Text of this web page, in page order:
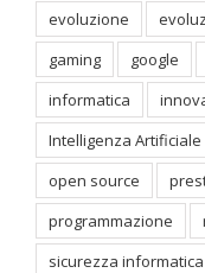
evoluzione
gaming
google
informatica
Intelligenza Artificiale
open source
programmazione
sicurezza informatica